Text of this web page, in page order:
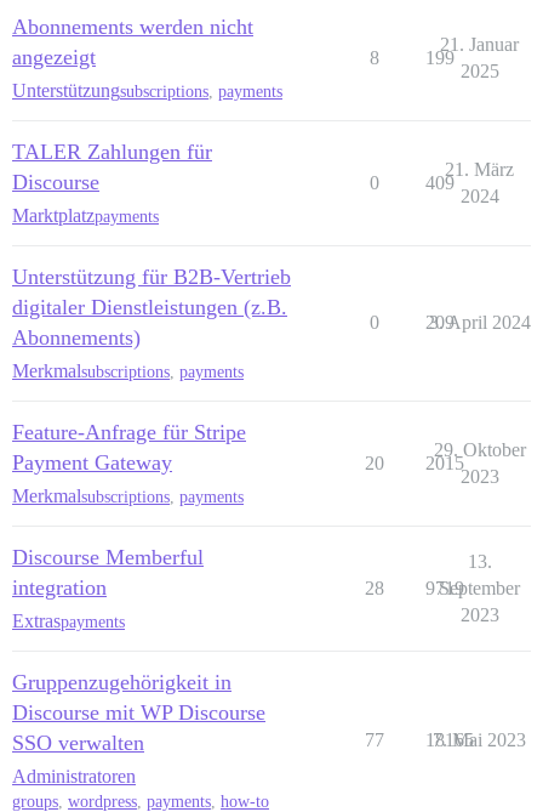
Abonnements werden nicht
angezeigt
Unterstützungsubscriptions payments
8 199
21. Januar
2025
TALER Zahlungen für
Discourse
Marktplatzpayments
0 409
21. März
2024
Unterstützung für B2B-Vertrieb
digitaler Dienstleistungen (z.B.
Abonnements)
Merkmalsubscriptions payments
0 209
3. April 2024
Feature-Anfrage für Stripe
Payment Gateway
Merkmalsubscriptions payments
20 2015
29. Oktober
2023
Discourse Memberful
integration
Extraspayments
28 9719
13.
September
2023
Gruppenzugehörigkeit in
Discourse mit WP Discourse
SSO verwalten
Administratoren
groups, wordpress, payments, how-to
77 18165
7. Mai 2023